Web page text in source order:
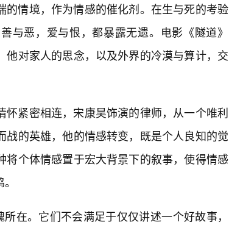
的情境，作为情感的催化剂。在生与死的考验
与恶，爱与恨，都暴露无遗。电影《隧道》
对家人的思念，以及外界的冷漠与算计，交
紧密相连，宋康昊饰演的律师，从一个唯利
的英雄，他的情感转变，既是个人良知的觉
个体情感置于宏大背景下的叙事，使得情感
在。它们不会满足于仅仅讲述一个好故事，